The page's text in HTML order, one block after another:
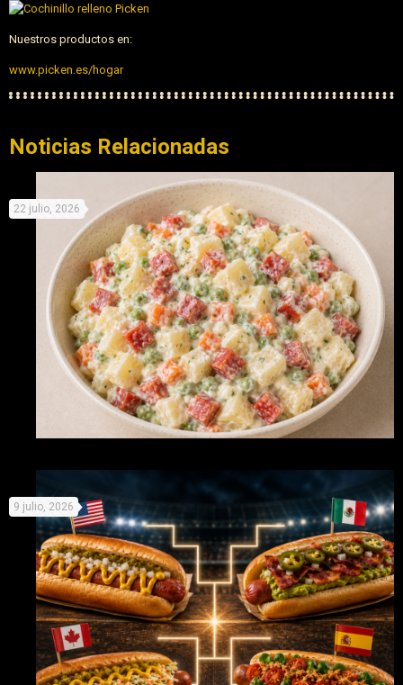
Nuestros productos en:
www.picken.es/hogar
Noticias Relacionadas
verano
22 julio, 2026
9 julio, 2026